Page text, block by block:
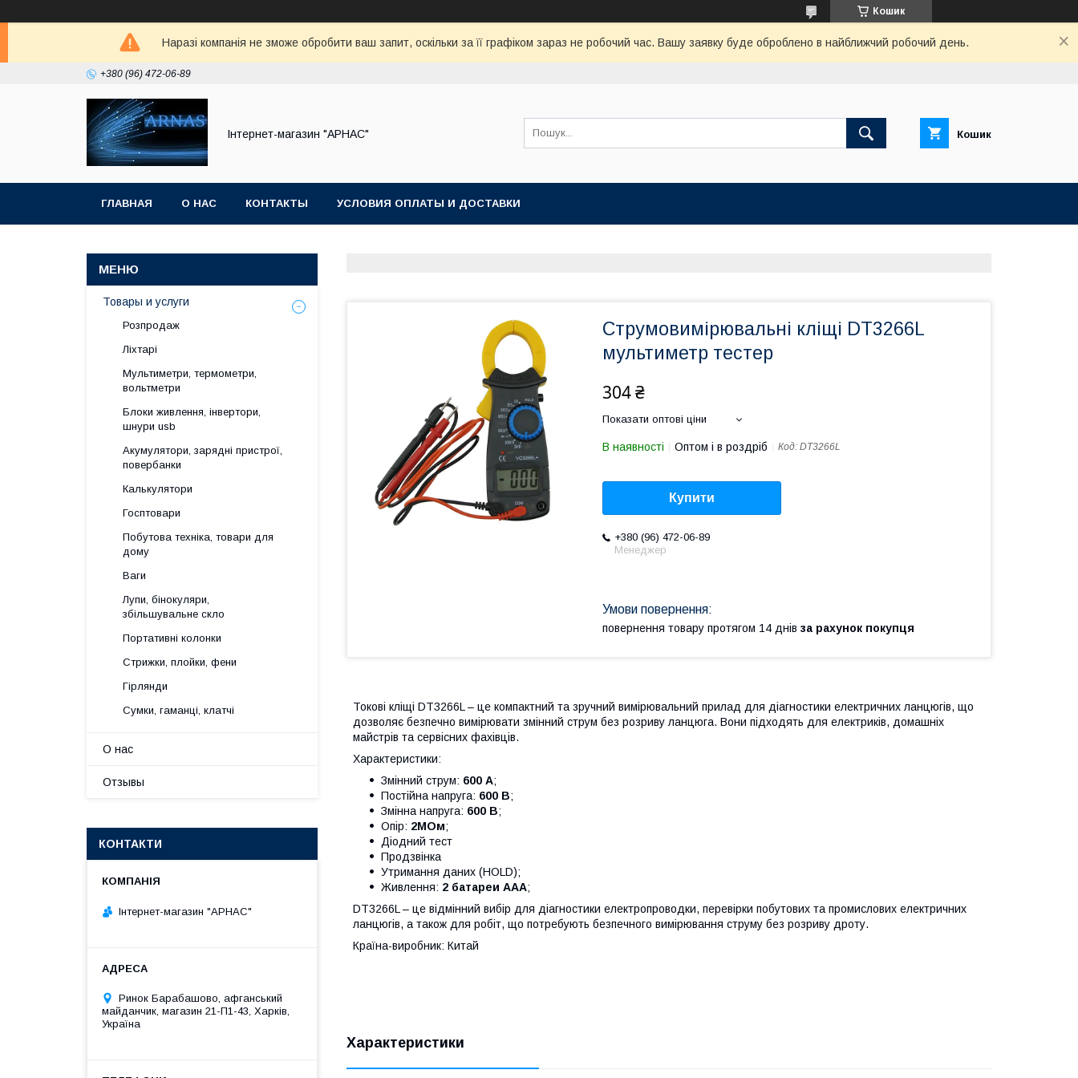
Кошик
Наразі компанія не зможе обробити ваш запит, оскільки за її графіком зараз не робочий час. Вашу заявку буде оброблено в найближчий робочий день.
+380 (96) 472-06-89
Інтернет-магазин "АРНАС" Кошик
ГЛАВНАЯ О НАС КОНТАКТЫ УСЛОВИЯ ОПЛАТЫ И ДОСТАВКИ
Струмовимірювальні кліщі DT3266L
мультиметр тестер
304 ₴
Показати оптові ціни
В наявності Оптом і в роздріб Код: DT3266L
Купити
+380 (96) 472-06-89
Менеджер
повернення товару протягом 14 днів за рахунок покупця
Токові кліщі DT3266L – це компактний та зручний вимірювальний прилад для діагностики електричних ланцюгів, що
дозволяє безпечно вимірювати змінний струм без розриву ланцюга. Вони підходять для електриків, домашніх
майстрів та сервісних фахівців.
Характеристики:
Змінний струм: 600 А;
Постійна напруга: 600 В;
Змінна напруга: 600 В;
Опір: 2МОм;
Діодний тест
Продзвінка
Утримання даних (HOLD);
Живлення: 2 батареи ААА;
DT3266L – це відмінний вибір для діагностики електропроводки, перевірки побутових та промислових електричних
ланцюгів, а також для робіт, що потребують безпечного вимірювання струму без розриву дроту.
Країна-виробник: Китай
Характеристики
Товары и услуги
Розпродаж
Ліхтарі
Мультиметри, термометри,
вольтметри
Блоки живлення, інвертори,
шнури usb
Акумулятори, зарядні пристрої,
повербанки
Калькулятори
Госптовари
Побутова техніка, товари для
дому
Ваги
Лупи, бінокуляри,
збільшувальне скло
Портативні колонки
Стрижки, плойки, фени
Гірлянди
Сумки, гаманці, клатчі
О нас
Отзывы
КОНТАКТИ
Інтернет-магазин "АРНАС"
Ринок Барабашово, афганський
майданчик, магазин 21-П1-43, Харків,
Україна